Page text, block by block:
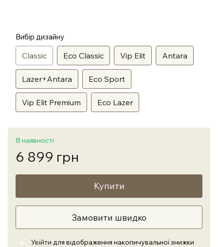
Вибір дизайну
Classic Eco Classic Vip Elit Antara
Lazer+Antara Eco Sport
Vip Elit Premium Eco Lazer
В наявності
6 899 грн
Купити
Замовити швидко
% Увійти для відображення накопичувальної знижки